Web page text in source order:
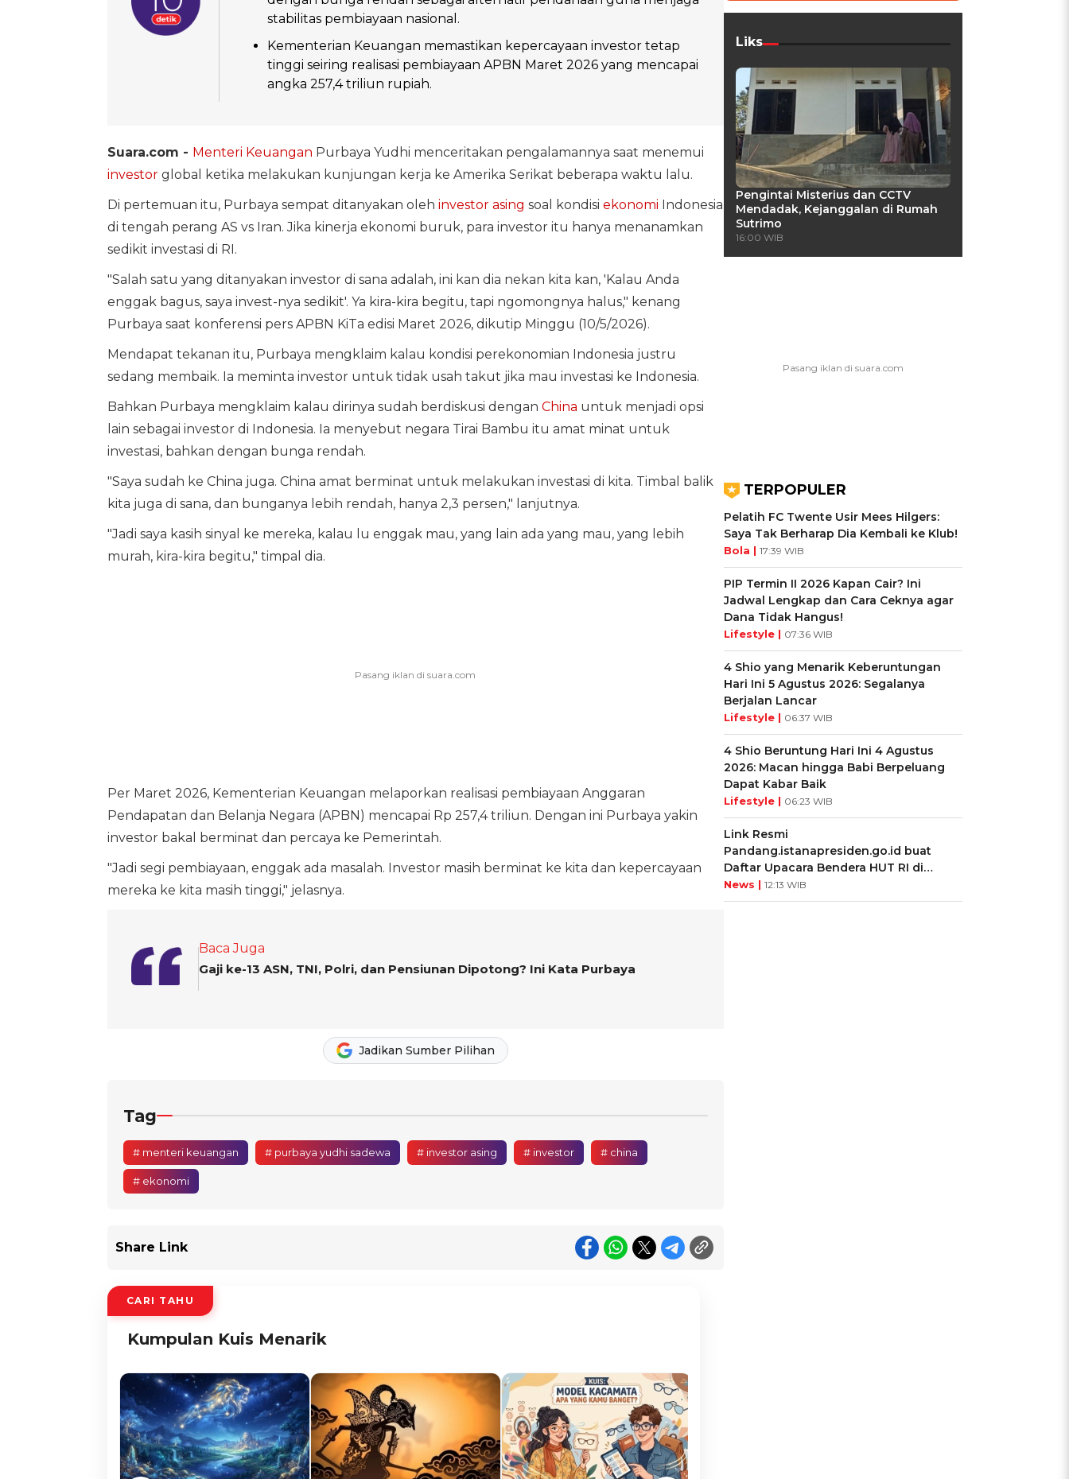
stabilitas pembiayaan nasional.
Kementerian Keuangan memastikan kepercayaan investor tetap
tinggi seiring realisasi pembiayaan APBN Maret 2026 yang mencapai
angka 257,4 triliun rupiah.
Suara.com - Menteri Keuangan Purbaya Yudhi menceritakan pengalamannya saat menemui
investorglobal ketika melakukan kunjungan kerja ke Amerika Serikat beberapa waktu lalu.
Di pertemuan itu, Purbaya sempat ditanyakan oleh investor asing soal kondisi ekonomi Indonesia
di tengah perang AS vs Iran. Jika kinerja ekonomi buruk, para investor itu hanya menanamkan
sedikit investasi di RI.
"Salah satu yang ditanyakan investor di sana adalah, ini kan dia nekan kita kan, 'Kalau Anda
enggak bagus, saya invest-nya sedikit'. Ya kira-kira begitu, tapi ngomongnya halus," kenang
Purbaya saat konferensi pers APBN KiTa edisi Maret 2026, dikutip Minggu (10/5/2026).
Mendapat tekanan itu, Purbaya mengklaim kalau kondisi perekonomian Indonesia justru
sedang membaik. Ia meminta investor untuk tidak usah takut jika mau investasi ke Indonesia.
Bahkan Purbaya mengklaim kalau dirinya sudah berdiskusi dengan China untuk menjadi opsi
lain sebagai investor di Indonesia. Ia menyebut negara Tirai Bambu itu amat minat untuk
investasi, bahkan dengan bunga rendah.
"Saya sudah ke China juga. China amat berminat untuk melakukan investasi di kita. Timbal balik
kita juga di sana, dan bunganya lebih rendah, hanya 2,3 persen," lanjutnya.
"Jadi saya kasih sinyal ke mereka, kalau lu enggak mau, yang lain ada yang mau, yang lebih
murah, kira-kira begitu," timpal dia.
Per Maret 2026, Kementerian Keuangan melaporkan realisasi pembiayaan Anggaran
Pendapatan dan Belanja Negara (APBN) mencapai Rp 257,4 triliun. Dengan ini Purbaya yakin
investor bakal berminat dan percaya ke Pemerintah.
"Jadi segi pembiayaan, enggak ada masalah. Investor masih berminat ke kita dan kepercayaan
mereka ke kita masih tinggi," jelasnya.
Baca Juga
Gaji ke-13 ASN, TNI, Polri, dan Pensiunan Dipotong? Ini Kata Purbaya
Jadikan Sumber Pilihan
Tag
# menteri keuangan # purbaya yudhi sadewa # investor asing # investor # china
# ekonomi
Share Link
CARI TAHU
Kumpulan Kuis Menarik
Liks
Pengintai Misterius dan CCTV
Mendadak, Kejanggalan di Rumah
Sutrimo
16:00 WIB
TERPOPULER
Pelatih FC Twente Usir Mees Hilgers:
Saya Tak Berharap Dia Kembali ke Klub!
Bola | 17:39 WIB
PIP Termin II 2026 Kapan Cair? Ini
Jadwal Lengkap dan Cara Ceknya agar
Dana Tidak Hangus!
Lifestyle | 07:36 WIB
4 Shio yang Menarik Keberuntungan
Hari Ini 5 Agustus 2026: Segalanya
Berjalan Lancar
Lifestyle | 06:37 WIB
4 Shio Beruntung Hari Ini 4 Agustus
2026: Macan hingga Babi Berpeluang
Dapat Kabar Baik
Lifestyle | 06:23 WIB
Link Resmi
Pandang.istanapresiden.go.id buat
Daftar Upacara Bendera HUT RI di
Istana Negara
News | 12:13 WIB